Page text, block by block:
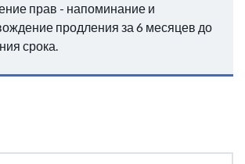
прав - напоминание и
продления за 6 месяцев до
срока.